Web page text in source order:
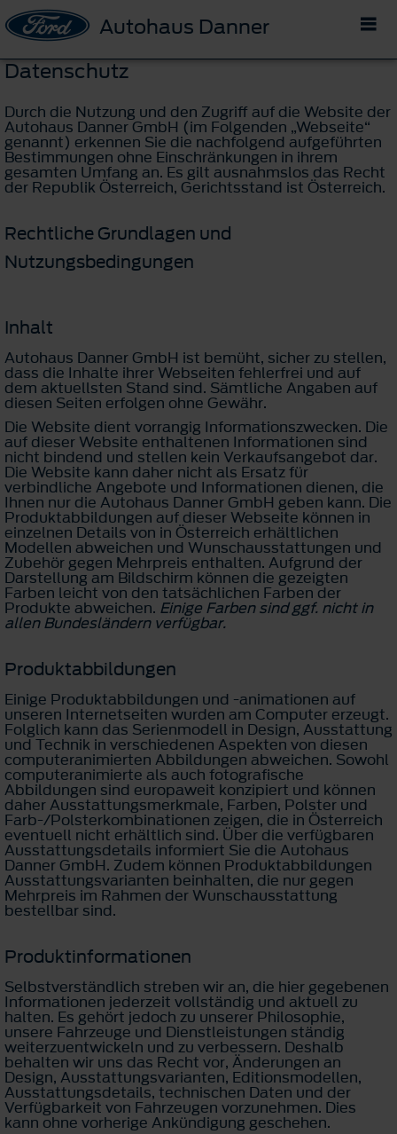
Autohaus Danner
Datenschutz
Durch die Nutzung und den Zugriff auf die Website der
Autohaus Danner GmbH (im Folgenden „Webseite“
genannt) erkennen Sie die nachfolgend aufgeführten
Bestimmungen ohne Einschränkungen in ihrem
gesamten Umfang an. Es gilt ausnahmslos das Recht
der Republik Österreich, Gerichtsstand ist Österreich.
Rechtliche Grundlagen und
Nutzungsbedingungen
Inhalt
Autohaus Danner GmbH ist bemüht, sicher zu stellen,
dass die Inhalte ihrer Webseiten fehlerfrei und auf
dem aktuellsten Stand sind. Sämtliche Angaben auf
diesen Seiten erfolgen ohne Gewähr.
Die Website dient vorrangig Informationszwecken. Die
auf dieser Website enthaltenen Informationen sind
nicht bindend und stellen kein Verkaufsangebot dar.
Die Website kann daher nicht als Ersatz für
verbindliche Angebote und Informationen dienen, die
Ihnen nur die Autohaus Danner GmbH geben kann. Die
Produktabbildungen auf dieser Webseite können in
einzelnen Details von in Österreich erhältlichen
Modellen abweichen und Wunschausstattungen und
Zubehör gegen Mehrpreis enthalten. Aufgrund der
Darstellung am Bildschirm können die gezeigten
Farben leicht von den tatsächlichen Farben der
Produkte abweichen. Einige Farben sind ggf. nicht in
allen Bundesländern verfügbar.
Produktabbildungen
Einige Produktabbildungen und -animationen auf
unseren Internetseiten wurden am Computer erzeugt.
Folglich kann das Serienmodell in Design, Ausstattung
und Technik in verschiedenen Aspekten von diesen
computeranimierten Abbildungen abweichen. Sowohl
computeranimierte als auch fotografische
Abbildungen sind europaweit konzipiert und können
daher Ausstattungsmerkmale, Farben, Polster und
Farb-/Polsterkombinationen zeigen, die in Österreich
eventuell nicht erhältlich sind. Über die verfügbaren
Ausstattungsdetails informiert Sie die Autohaus
Danner GmbH. Zudem können Produktabbildungen
Ausstattungsvarianten beinhalten, die nur gegen
Mehrpreis im Rahmen der Wunschausstattung
bestellbar sind.
Produktinformationen
Selbstverständlich streben wir an, die hier gegebenen
Informationen jederzeit vollständig und aktuell zu
halten. Es gehört jedoch zu unserer Philosophie,
unsere Fahrzeuge und Dienstleistungen ständig
weiterzuentwickeln und zu verbessern. Deshalb
behalten wir uns das Recht vor, Änderungen an
Design, Ausstattungsvarianten, Editionsmodellen,
Ausstattungsdetails, technischen Daten und der
Verfügbarkeit von Fahrzeugen vorzunehmen. Dies
kann ohne vorherige Ankündigung geschehen.